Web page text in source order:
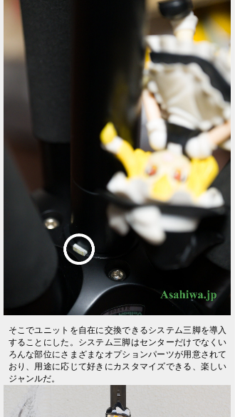
そこでユニットを自在に交換できるシステム三脚を導入
することにした。システム三脚はセンターだけでなくい
ろんな部位にさまざまなオプションパーツが用意されて
おり、用途に応じて好きにカスタマイズできる、楽しい
ジャンルだ。